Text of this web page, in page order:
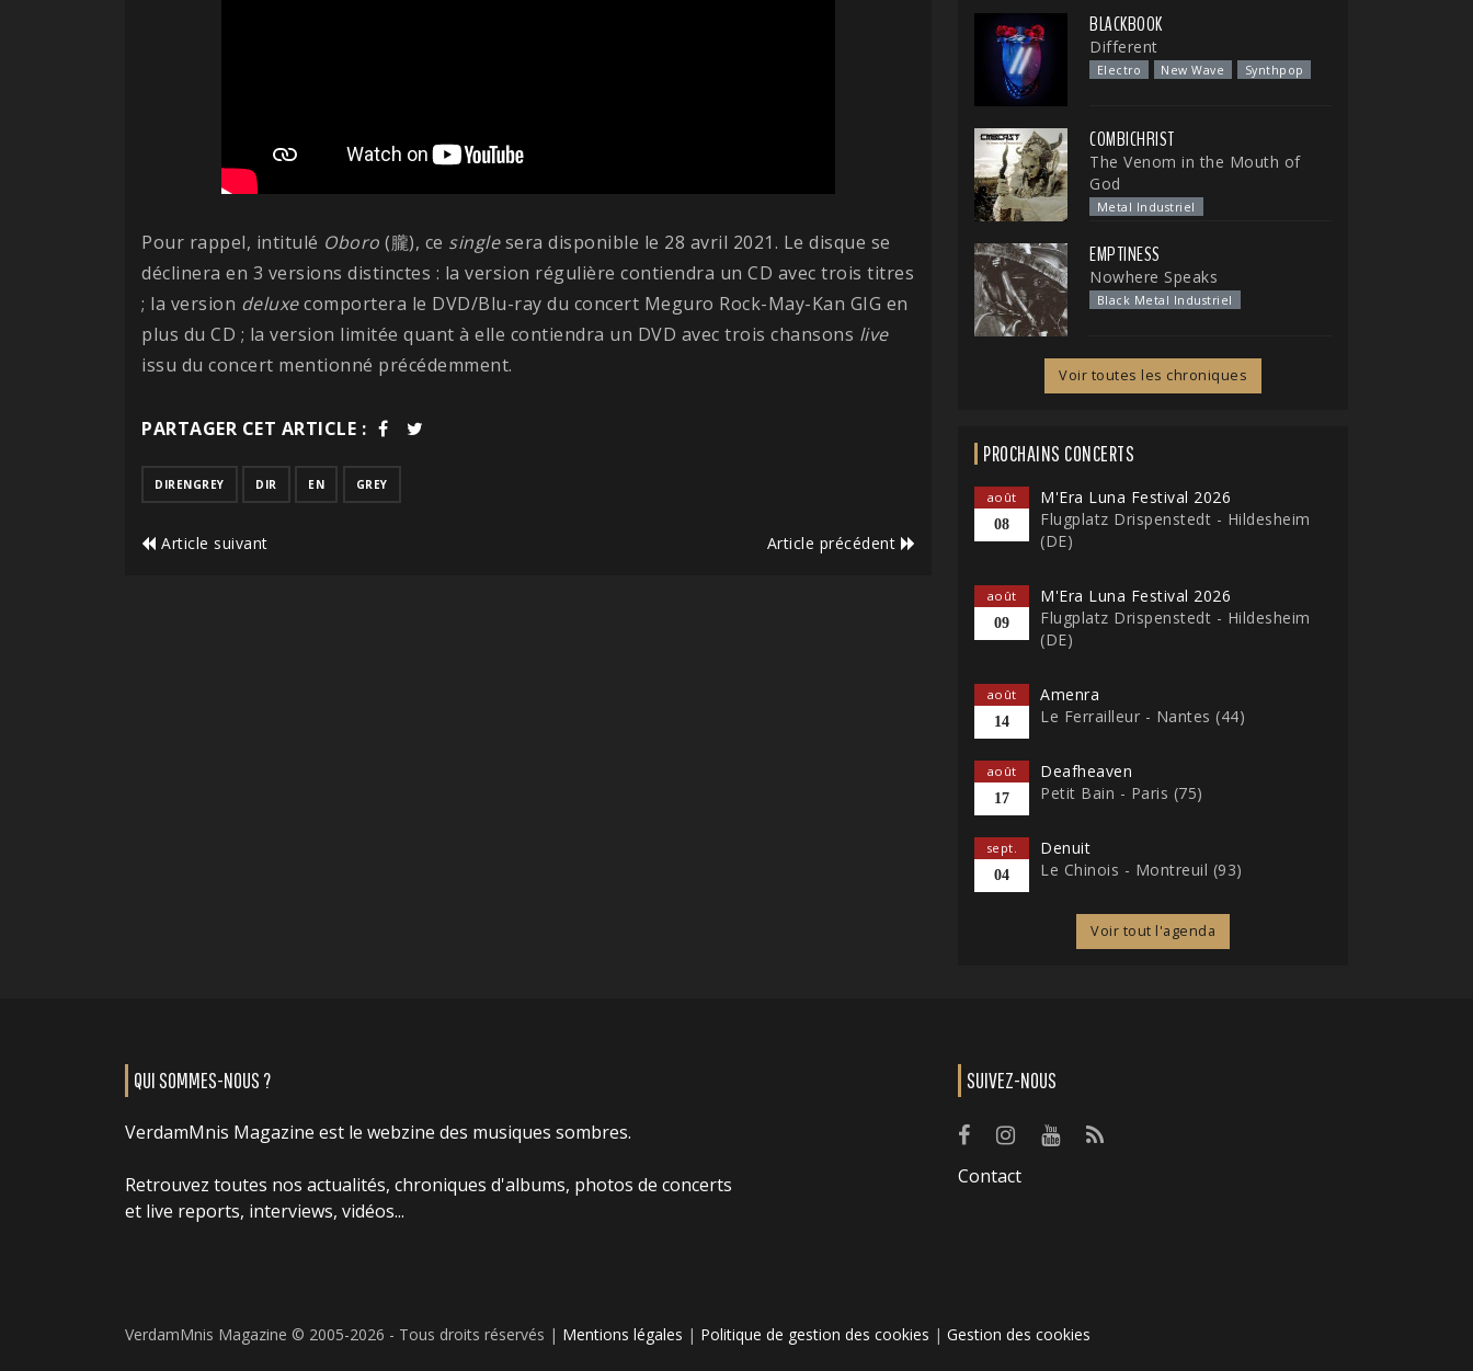
Pour rappel, intitulé Oboro (朧), ce singlesera disponible le 28 avril 2021. Le disque se
déclinera en 3 versions distinctes : la version régulière contiendra un CD avec trois titres
; la version deluxecomportera le DVD/Blu-ray du concert Meguro Rock-May-Kan GIG en
plus du CD ; la version limitée quant à elle contiendra un DVD avec trois chansons live
issu du concert mentionné précédemment.
PARTAGER CET ARTICLE :
DIRENGREY DIR EN GREY
Article suivant Article précédent
BLACKBOOK
Different
Electro New Wave Synthpop
COMBICHRIST
The Venom in the Mouth of
God
Metal Industriel
EMPTINESS
Nowhere Speaks
Black Metal Industriel
Voir toutes les chroniques
PROCHAINS CONCERTS
août
08
M'Era Luna Festival 2026
Flugplatz Drispenstedt - Hildesheim
(DE)
août
09
M'Era Luna Festival 2026
Flugplatz Drispenstedt - Hildesheim
(DE)
août
14
Amenra
Le Ferrailleur - Nantes (44)
août
17
Deafheaven
Petit Bain - Paris (75)
sept.
04
Denuit
Le Chinois - Montreuil (93)
Voir tout l'agenda
QUI SOMMES-NOUS ?
VerdamMnis Magazine est le webzine des musiques sombres.
Retrouvez toutes nos actualités, chroniques d'albums, photos de concerts
et live reports, interviews, vidéos...
SUIVEZ-NOUS
Contact
VerdamMnis Magazine © 2005-2026 - Tous droits réservés | Mentions légales | Politique de gestion des cookies | Gestion des cookies